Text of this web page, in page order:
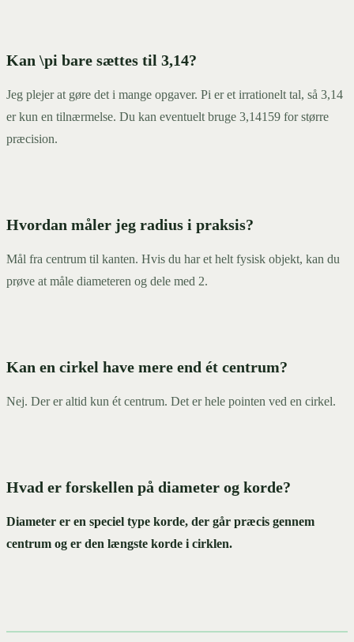
Kan \pi bare sættes til 3,14?
Jeg plejer at gøre det i mange opgaver. Pi er et irrationelt tal, så 3,14
er kun en tilnærmelse. Du kan eventuelt bruge 3,14159 for større
præcision.
Hvordan måler jeg radius i praksis?
Mål fra centrum til kanten. Hvis du har et helt fysisk objekt, kan du
prøve at måle diameteren og dele med 2.
Kan en cirkel have mere end ét centrum?
Nej. Der er altid kun ét centrum. Det er hele pointen ved en cirkel.
Hvad er forskellen på diameter og korde?
Diameter er en speciel type korde, der går præcis gennem
centrum og er den længste korde i cirklen.